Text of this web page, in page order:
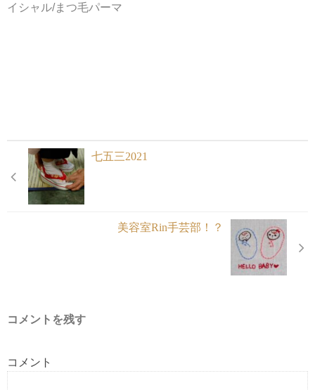
イシャル/まつ毛パーマ
七五三2021
美容室Rin手芸部！？
コメントを残す
コメント